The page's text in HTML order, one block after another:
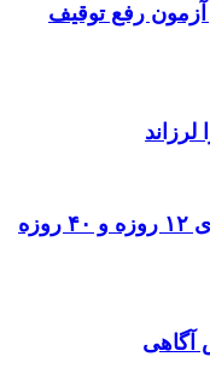
آزمون رفع توقیف
۲ عامل مهم صهیونیست‌ها در جنگ‌های ۱۲ روزه و ۴۰ روزه
آگاهی